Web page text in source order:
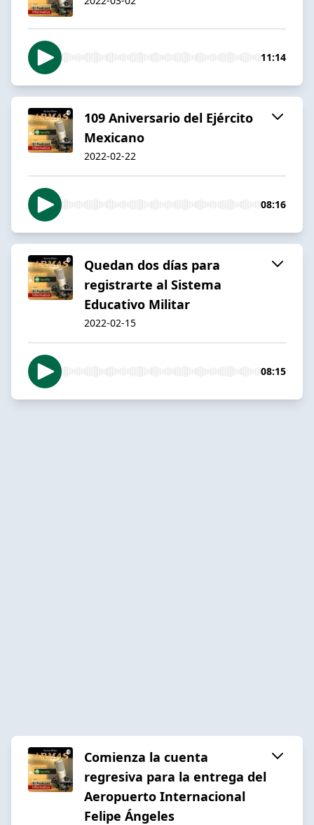
11:14
109 Aniversario del Ejército
Mexicano
2022-02-22
08:16
Quedan dos días para
registrarte al Sistema
Educativo Militar
2022-02-15
08:15
Comienza la cuenta
regresiva para la entrega del
Aeropuerto Internacional
Felipe Ángeles